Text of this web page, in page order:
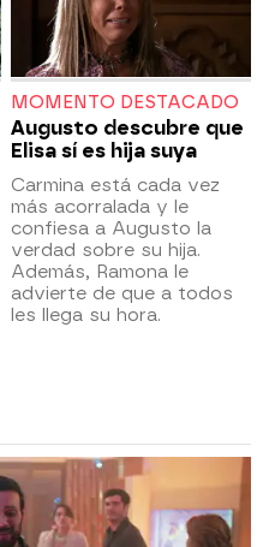
MOMENTO DESTACADO
Augusto descubre que
Elisa sí es hija suya
Carmina está cada vez
más acorralada y le
confiesa a Augusto la
verdad sobre su hija.
Además, Ramona le
advierte de que a todos
les llega su hora.